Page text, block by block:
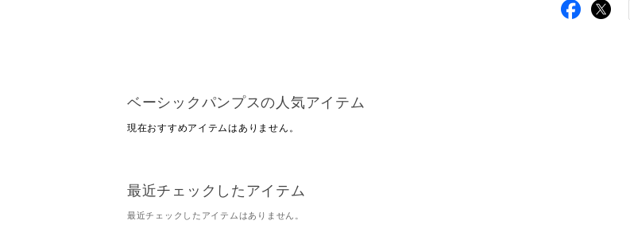
ベーシックパンプスの人気アイテム
現在おすすめアイテムはありません。
最近チェックしたアイテム
最近チェックしたアイテムはありません。